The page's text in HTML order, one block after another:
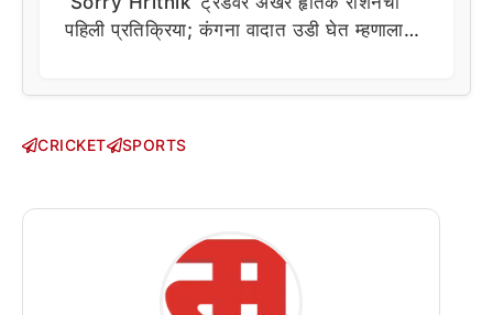
पहिली प्रतिक्रिया; कंगना वादात उडी घेत म्हणाला…
CRICKET SPORTS